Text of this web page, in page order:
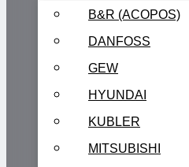
B&R (ACOPOS)
DANFOSS
GEW
HYUNDAI
KUBLER
MITSUBISHI